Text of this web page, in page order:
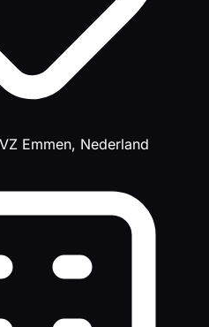
Emmen, Nederland